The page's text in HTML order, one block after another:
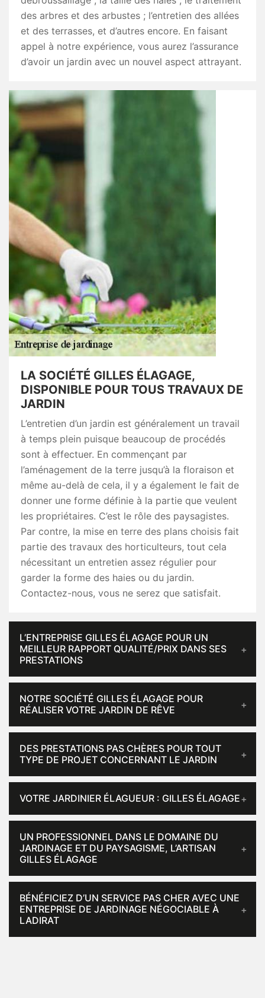
des arbres et des arbustes ; l’entretien des allées
et des terrasses, et d’autres encore. En faisant
appel à notre expérience, vous aurez l’assurance
d’avoir un jardin avec un nouvel aspect attrayant.
LA SOCIÉTÉ GILLES ÉLAGAGE,
DISPONIBLE POUR TOUS TRAVAUX DE
JARDIN
L’entretien d’un jardin est généralement un travail
à temps plein puisque beaucoup de procédés
sont à effectuer. En commençant par
l’aménagement de la terre jusqu’à la floraison et
même au-delà de cela, il y a également le fait de
donner une forme définie à la partie que veulent
les propriétaires. C’est le rôle des paysagistes.
Par contre, la mise en terre des plans choisis fait
partie des travaux des horticulteurs, tout cela
nécessitant un entretien assez régulier pour
garder la forme des haies ou du jardin.
Contactez-nous, vous ne serez que satisfait.
L’ENTREPRISE GILLES ÉLAGAGE POUR UN
MEILLEUR RAPPORT QUALITÉ/PRIX DANS SES
PRESTATIONS
NOTRE SOCIÉTÉ GILLES ÉLAGAGE POUR
RÉALISER VOTRE JARDIN DE RÊVE
DES PRESTATIONS PAS CHÈRES POUR TOUT
TYPE DE PROJET CONCERNANT LE JARDIN
VOTRE JARDINIER ÉLAGUEUR : GILLES ÉLAGAGE
UN PROFESSIONNEL DANS LE DOMAINE DU
JARDINAGE ET DU PAYSAGISME, L’ARTISAN
GILLES ÉLAGAGE
BÉNÉFICIEZ D’UN SERVICE PAS CHER AVEC UNE
ENTREPRISE DE JARDINAGE NÉGOCIABLE À
LADIRAT